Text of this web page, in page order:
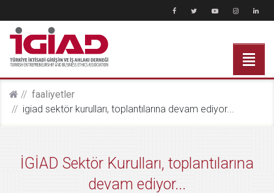
faali̇yetler
i̇gi̇ad sektör kurulları, toplantılarına devam ediyor...
İGİAD Sektör Kurulları, toplantılarına
devam ediyor...